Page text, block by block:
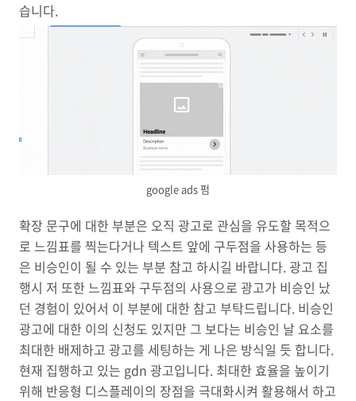
습니다.
google ads 펌
확장 문구에 대한 부분은 오직 광고로 관심을 유도할 목적으
로 느낌표를 찍는다거나 텍스트 앞에 구두점을 사용하는 등
은 비승인이 될 수 있는 부분 참고 하시길 바랍니다. 광고 집
행시 저 또한 느낌표와 구두점의 사용으로 광고가 비승인 났
던 경험이 있어서 이 부분에 대한 참고 부탁드립니다. 비승인
광고에 대한 이의 신청도 있지만 그 보다는 비승인 날 요소를
최대한 배제하고 광고를 세팅하는 게 나은 방식일 듯 합니다.
현재 집행하고 있는 gdn 광고입니다. 최대한 효율을 높이기
위해 반응형 디스플레이의 장점을 극대화시켜 활용해서 하고